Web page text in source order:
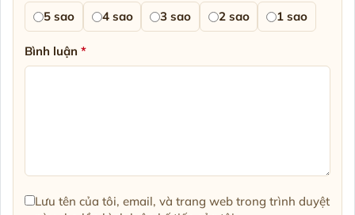
5 sao
4 sao 3 sao 2 sao 1 sao
Bình luận*
Lưu tên của tôi, email, và trang web trong trình duyệt